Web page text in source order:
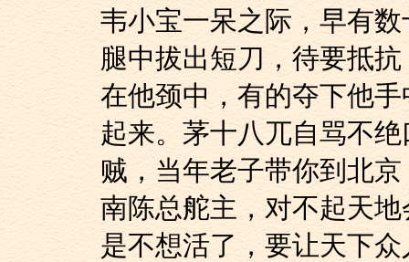
韦小宝一呆之际，早有
腿中拔出短刀，待要抵
在他颈中，有的夺下他
起来。茅十八兀自骂不
贼，当年老子带你到北
南陈总舵主，对不起天
是不想活了，要让天下